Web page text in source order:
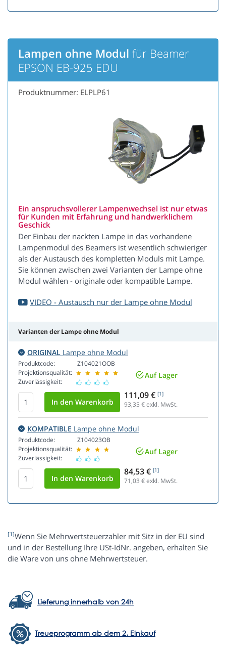
Lampen ohne Modul für Beamer
EPSON EB-925 EDU
Produktnummer: ELPLP61
Ein anspruchsvollerer Lampenwechsel ist nur etwas
für Kunden mit Erfahrung und handwerklichem
Geschick
Der Einbau der nackten Lampe in das vorhandene
Lampenmodul des Beamers ist wesentlich schwieriger
als der Austausch des kompletten Moduls mit Lampe.
Sie können zwischen zwei Varianten der Lampe ohne
Modul wählen - originale oder kompatible Lampe.
VIDEO - Austausch nur der Lampe ohne Modul
Varianten der Lampe ohne Modul
ORIGINAL Lampe ohne Modul
Produktcode:
Projektionsqualität:
Zuverlässigkeit:
Z104021OOB
Auf Lager
111,09 € [1]
93,35 € exkl. MwSt.
KOMPATIBLE Lampe ohne Modul
Produktcode:
Projektionsqualität:
Zuverlässigkeit:
Z104023OB
Auf Lager
84,53 € [1]
71,03 € exkl. MwSt.
[1]Wenn Sie Mehrwertsteuerzahler mit Sitz in der EU sind
und in der Bestellung Ihre USt-IdNr. angeben, erhalten Sie
die Ware von uns ohne Mehrwertsteuer.
Lieferung innerhalb von 24h
Treueprogramm ab dem 2. Einkauf